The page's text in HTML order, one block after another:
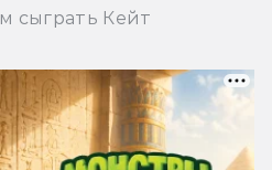
сыграть Кейт